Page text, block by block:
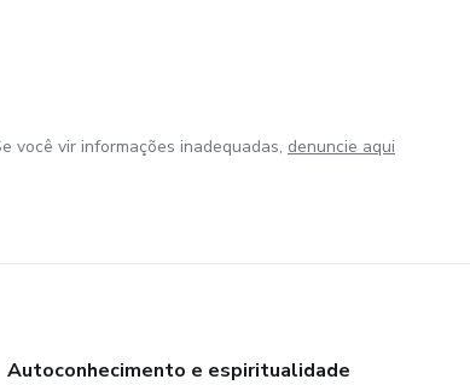
você vir informações inadequadas, denuncie aqui
Autoconhecimento e espiritualidade